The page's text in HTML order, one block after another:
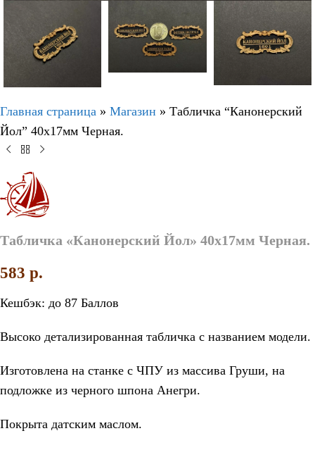
Главная страница » Магазин » Табличка “Канонерский
Йол” 40х17мм Черная.
Табличка «Канонерский Йол» 40х17мм Черная.
583 p.
Кешбэк: до 87 Баллов
Высоко детализированная табличка с названием модели.
Изготовлена на станке с ЧПУ из массива Груши, на
подложке из черного шпона Анегри.
Покрыта датским маслом.